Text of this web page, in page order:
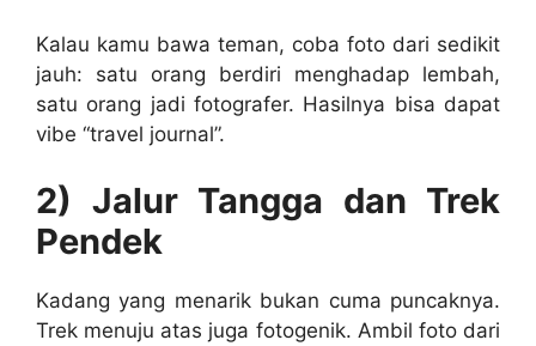
Kalau kamu bawa teman, coba foto dari sedikit
jauh: satu orang berdiri menghadap lembah,
satu orang jadi fotografer. Hasilnya bisa dapat
vibe “travel journal”.
2) Jalur Tangga dan Trek
Pendek
Kadang yang menarik bukan cuma puncaknya.
Trek menuju atas juga fotogenik. Ambil foto dari